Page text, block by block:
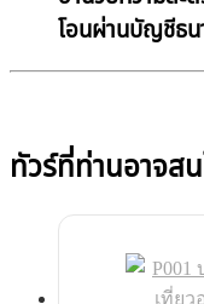
โอนผ่านบัญชีธน
ทัวร์ที่ท่านอาจสน